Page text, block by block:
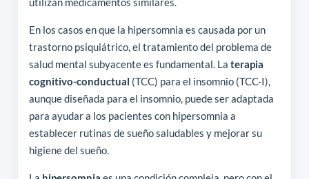
En los casos en que la hipersomnia es causada por un
trastorno psiquiátrico, el tratamiento del problema de
salud mental subyacente es fundamental. La terapia
cognitivo-conductual (TCC) para el insomnio (TCC-I),
aunque diseñada para el insomnio, puede ser adaptada
para ayudar a los pacientes con hipersomnia a
establecer rutinas de sueño saludables y mejorar su
higiene del sueño.